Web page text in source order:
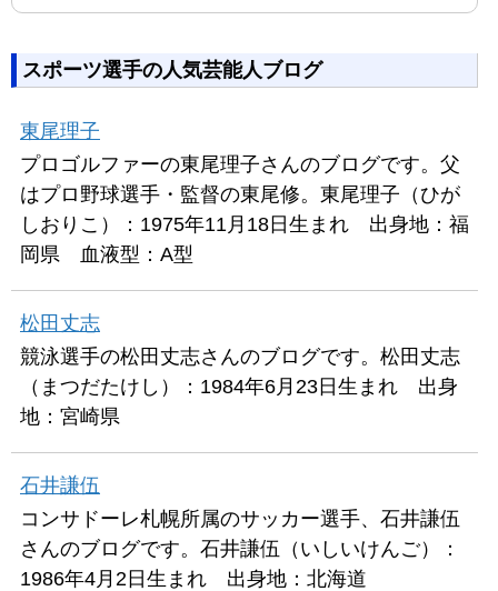
スポーツ選手の人気芸能人ブログ
東尾理子
プロゴルファーの東尾理子さんのブログです。父
はプロ野球選手・監督の東尾修。東尾理子（ひが
しおりこ）：1975年11月18日生まれ 出身地：福
岡県 血液型：A型
松田丈志
競泳選手の松田丈志さんのブログです。松田丈志
（まつだたけし）：1984年6月23日生まれ 出身
地：宮崎県
石井謙伍
コンサドーレ札幌所属のサッカー選手、石井謙伍
さんのブログです。石井謙伍（いしいけんご）：
1986年4月2日生まれ 出身地：北海道